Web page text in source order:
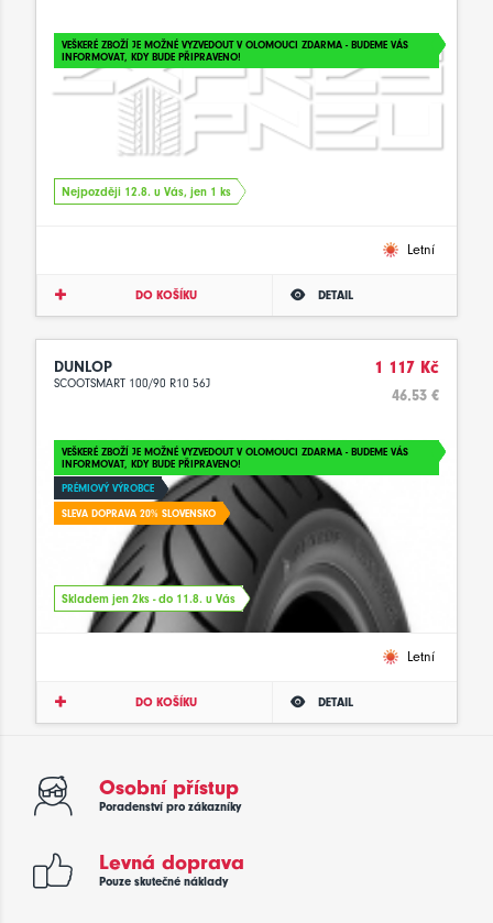
VEŠKERÉ ZBOŽÍ JE MOŽNÉ VYZVEDOUT V OLOMOUCI ZDARMA - BUDEME VÁS
INFORMOVAT, KDY BUDE PŘIPRAVENO!
Nejpozději 12.8. u Vás, jen 1 ks
Letní
DO KOŠÍKU DETAIL
DUNLOP
SCOOTSMART 100/90 R10 56J
1 117 Kč
46.53 €
VEŠKERÉ ZBOŽÍ JE MOŽNÉ VYZVEDOUT V OLOMOUCI ZDARMA - BUDEME VÁS
INFORMOVAT, KDY BUDE PŘIPRAVENO!
PRÉMIOVÝ VÝROBCE
SLEVA DOPRAVA 20% SLOVENSKO
Skladem jen 2ks - do 11.8. u Vás
Letní
DO KOŠÍKU DETAIL
Osobní přístup
Poradenství pro zákazníky
Levná doprava
Pouze skutečné náklady